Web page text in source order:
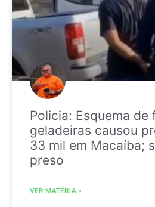
Policia: Esquema de
geladeiras causou
33 mil em Macaíba;
preso
VER MATÉRIA »